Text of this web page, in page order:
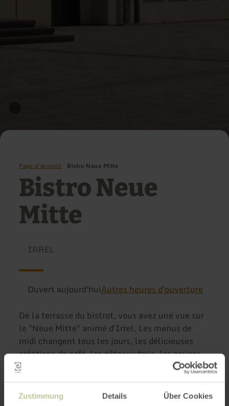
Zustimmung Details Über Cookies
Page d'accueil Bistro Neue Mitte
Bistro Neue
Mitte
IRREL
Ouvert aujourd'huiAutres heures d'ouverture
De la terrasse du bistrot, vous avez une vue sur
le "Neue Mitte" animé d'Irrel. Les menus de
midi changent tous les jours, les délicieuses
créations de café, les gâteaux frais, les coupes
de glace sucrées et les petits snacks sont
proposés.